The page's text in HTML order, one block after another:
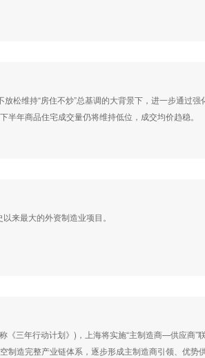
维持“房住不炒”总基调的大背景下，进一步通过强
年商品住宅成交量仍将维持低位，成交均价趋稳。
最大的外资制造业项目。
年行动计划》)，上海将实施“主制造商—供应商”
造完整产业链体系，逐步形成主制造商引领、优势